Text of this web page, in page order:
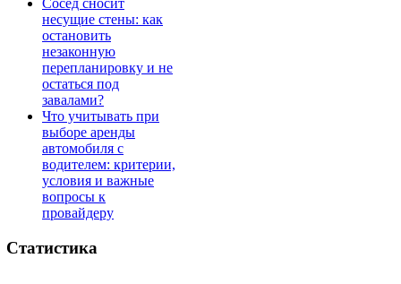
Сосед сносит
несущие стены: как
остановить
незаконную
перепланировку и не
остаться под
завалами?
Что учитывать при
выборе аренды
автомобиля с
водителем: критерии,
условия и важные
вопросы к
провайдеру
Статистика